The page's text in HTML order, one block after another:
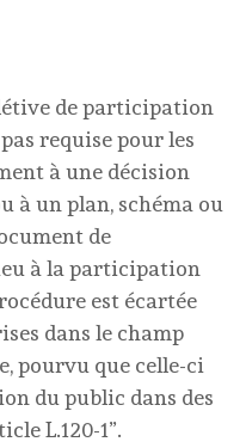
de participation
requise pour les
à une décision
à un plan, schéma ou
de
à la participation
est écartée
dans le champ
pourvu que celle-ci
du public dans des
L.120-1”.